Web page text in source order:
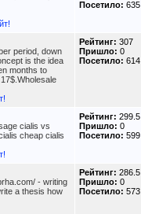
Посетило: 635
period, down
is the idea
months to
Рейтинг: 307
Пришло: 0
Посетило: 614
cialis vs
cheap cialis
Рейтинг: 299.5
Пришло: 0
Посетило: 599
- writing
a thesis how
Рейтинг: 286.5
Пришло: 0
Посетило: 573